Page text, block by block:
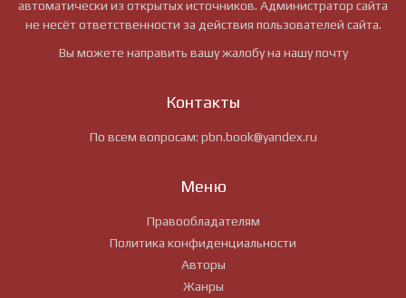
автоматически из открытых источников. Администратор сайта
не несёт ответственности за действия пользователей сайта.
Вы можете направить вашу жалобу на нашу почту
Контакты
По всем вопросам: pbn.book@yandex.ru
Меню
Правообладателям
Политика конфиденциальности
Авторы
Жанры